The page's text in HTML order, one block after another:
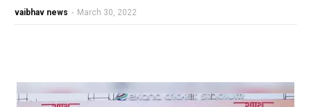
vaibhav news - March 30, 2022